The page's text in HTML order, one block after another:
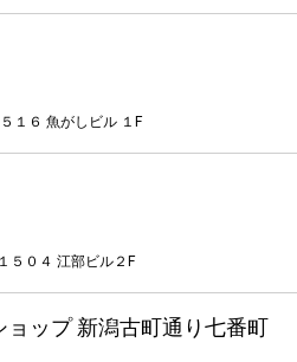
１６ 魚がしビル １F
５０４ 江部ビル２F
ョップ 新潟古町通り七番町